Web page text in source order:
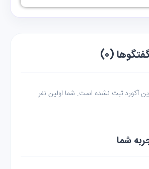
(۰)
آکورد ثبت نشده است. شما اولین نفر
شما